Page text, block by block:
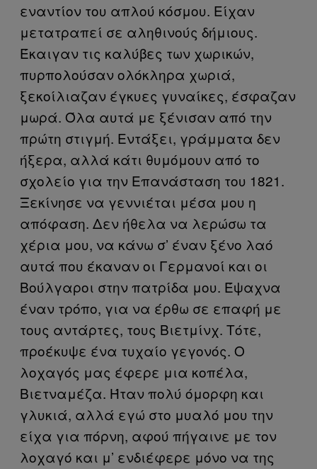
εναντίον του απλού κόσμου. Είχαν
μετατραπεί σε αληθινούς δήμιους.
Έκαιγαν τις καλύβες των χωρικών,
πυρπολούσαν ολόκληρα χωριά,
ξεκοίλιαζαν έγκυες γυναίκες, έσφαζαν
μωρά. Όλα αυτά με ξένισαν από την
πρώτη στιγμή. Εντάξει, γράμματα δεν
ήξερα, αλλά κάτι θυμόμουν από το
σχολείο για την Επανάσταση του 1821.
Ξεκίνησε να γεννιέται μέσα μου η
απόφαση. Δεν ήθελα να λερώσω τα
χέρια μου, να κάνω σ’ έναν ξένο λαό
αυτά που έκαναν οι Γερμανοί και οι
Βούλγαροι στην πατρίδα μου. Έψαχνα
έναν τρόπο, για να έρθω σε επαφή με
τους αντάρτες, τους Βιετμίνχ. Τότε,
προέκυψε ένα τυχαίο γεγονός. Ο
λοχαγός μας έφερε μια κοπέλα,
Βιετναμέζα. Ήταν πολύ όμορφη και
γλυκιά, αλλά εγώ στο μυαλό μου την
είχα για πόρνη, αφού πήγαινε με τον
λοχαγό και μ’ ενδιέφερε μόνο να της